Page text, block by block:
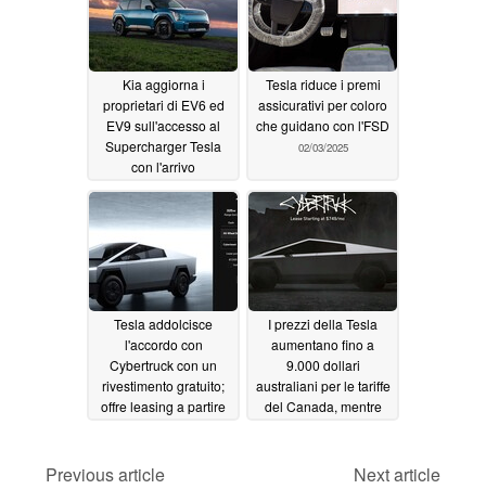
Kia aggiorna i
proprietari di EV6 ed
EV9 sull'accesso al
Supercharger Tesla
con l'arrivo
dell'accessorio gratuito
Tesla riduce i premi
assicurativi per coloro
che guidano con l'FSD
02/03/2025
Tesla addolcisce
l'accordo con
Cybertruck con un
rivestimento gratuito;
offre leasing a partire
I prezzi della Tesla
aumentano fino a
9.000 dollari
australiani per le tariffe
del Canada, mentre
Uniti e quintuplica i
Previous article
Next article